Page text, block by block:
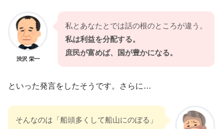
渋沢 栄一
私とあなたとでは話の根のところが違う。
私は利益を分配する。
庶民が富めば、国が豊かになる。
といった発言をしたそうです。さらに…
そんなのは「船頭多くして船山にのぼる」